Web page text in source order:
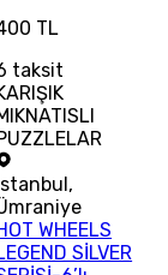
TL
taksit
,
WHEELS
SİLVER